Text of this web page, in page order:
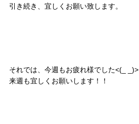
引き続き、宜しくお願い致します。
それでは、今週もお疲れ様でした<(_ _)>
来週も宜しくお願いします！！